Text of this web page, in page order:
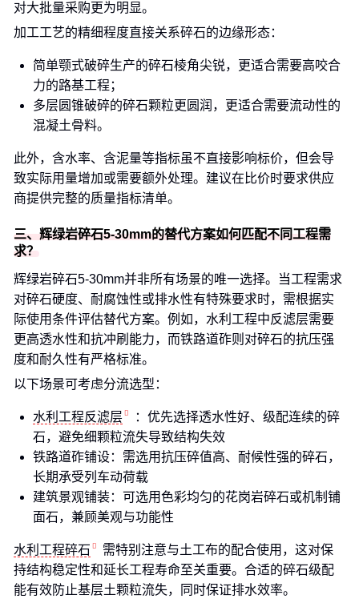
对大批量采购更为明显。
加工工艺的精细程度直接关系碎石的边缘形态：
简单颚式破碎生产的碎石棱角尖锐，更适合需要高咬合
力的路基工程；
多层圆锥破碎的碎石颗粒更圆润，更适合需要流动性的
混凝土骨料。
此外，含水率、含泥量等指标虽不直接影响标价，但会导
致实际用量增加或需要额外处理。建议在比价时要求供应
商提供完整的质量指标清单。
三、辉绿岩碎石5-30mm的替代方案如何匹配不同工程需
求？
辉绿岩碎石5-30mm并非所有场景的唯一选择。当工程需求
对碎石硬度、耐腐蚀性或排水性有特殊要求时，需根据实
际使用条件评估替代方案。例如，水利工程中反滤层需要
更高透水性和抗冲刷能力，而铁路道砟则对碎石的抗压强
度和耐久性有严格标准。
以下场景可考虑分流选型：
水利工程反滤层
：优先选择透水性好、级配连续的碎
石，避免细颗粒流失导致结构失效
铁路道砟铺设：需选用抗压碎值高、耐候性强的碎石，
长期承受列车动荷载
建筑景观铺装：可选用色彩均匀的花岗岩碎石或机制铺
面石，兼顾美观与功能性
水利工程碎石
需特别注意与土工布的配合使用，这对保
持结构稳定性和延长工程寿命至关重要。合适的碎石级配
能有效防止基层土颗粒流失，同时保证排水效率。